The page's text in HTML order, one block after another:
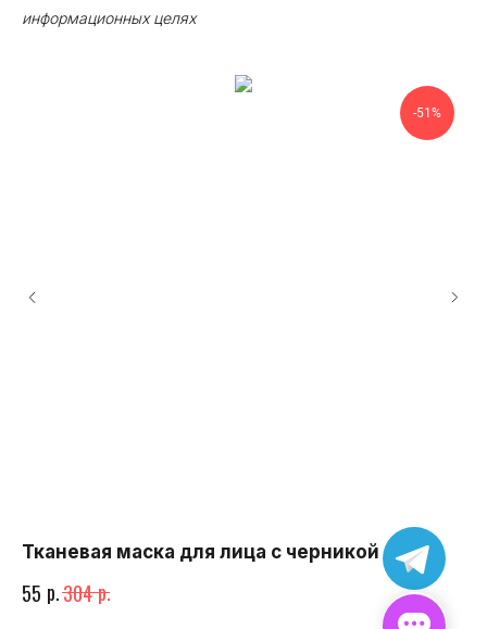
информационных целях
-51%
Тканевая маска для лица с черникой
55 р.304р.